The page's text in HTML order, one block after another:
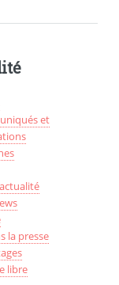
et
la presse
libre